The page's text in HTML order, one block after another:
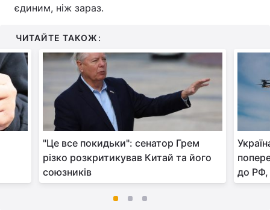
єдиним, ніж зараз.
ЧИТАЙТЕ ТАКОЖ:
"Це все покидьки": сенатор Грем
різко розкритикував Китай та його
союзників
до РФ,